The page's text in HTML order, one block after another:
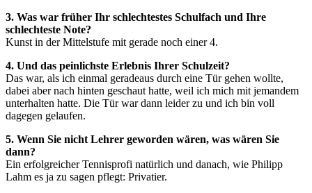
3. Was war früher Ihr schlechtestes Schulfach und Ihre
schlechteste Note?
Kunst in der Mittelstufe mit gerade noch einer 4.
4. Und das peinlichste Erlebnis Ihrer Schulzeit?
Das war, als ich einmal geradeaus durch eine Tür gehen wollte,
dabei aber nach hinten geschaut hatte, weil ich mich mit jemandem
unterhalten hatte. Die Tür war dann leider zu und ich bin voll
dagegen gelaufen.
5. Wenn Sie nicht Lehrer geworden wären, was wären Sie
dann?
Ein erfolgreicher Tennisprofi natürlich und danach, wie Philipp
Lahm es ja zu sagen pflegt: Privatier.